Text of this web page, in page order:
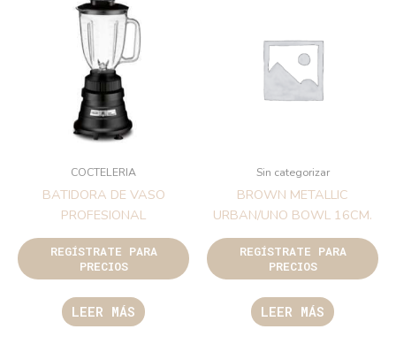
COCTELERIA
BATIDORA DE VASO
PROFESIONAL
REGÍSTRATE PARA
PRECIOS
LEER MÁS
Sin categorizar
BROWN METALLIC
URBAN/UNO BOWL 16CM.
REGÍSTRATE PARA
PRECIOS
LEER MÁS